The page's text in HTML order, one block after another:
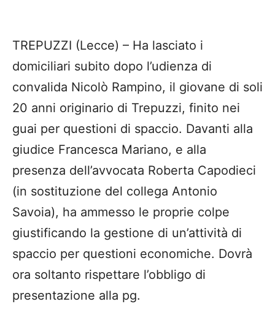
TREPUZZI (Lecce) – Ha lasciato i
domiciliari subito dopo l’udienza di
convalida Nicolò Rampino, il giovane di soli
20 anni originario di Trepuzzi, finito nei
guai per questioni di spaccio. Davanti alla
giudice Francesca Mariano, e alla
presenza dell’avvocata Roberta Capodieci
(in sostituzione del collega Antonio
Savoia), ha ammesso le proprie colpe
giustificando la gestione di un’attività di
spaccio per questioni economiche. Dovrà
ora soltanto rispettare l’obbligo di
presentazione alla pg.